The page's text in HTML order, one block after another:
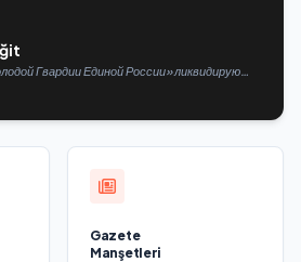
Гвардии Единой России» ликвидируют
Gazete
Manşetleri